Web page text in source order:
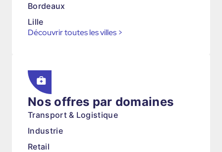
Bordeaux
Lille
Découvrir toutes les villes >
Nos offres par domaines
Transport & Logistique
Industrie
Retail